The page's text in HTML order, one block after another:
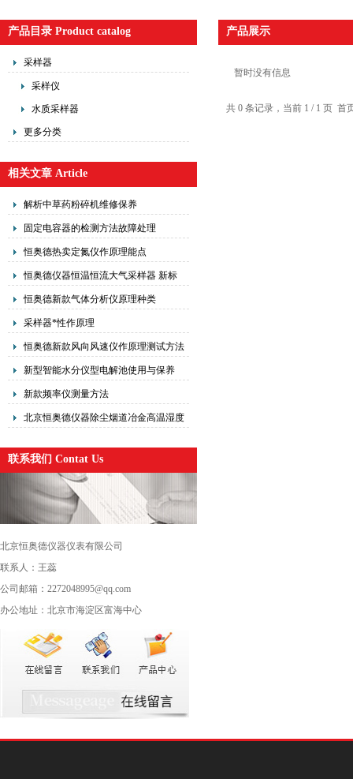
产品目录 Product catalog
采样器
采样仪
水质采样器
更多分类
相关文章 Article
解析中草药粉碎机维修保养
固定电容器的检测方法故障处理
恒奥德热卖定氮仪作原理能点
恒奥德仪器恒温恒流大气采样器 新标
以及原理
恒奥德新款气体分析仪原理种类
采样器*性作原理
恒奥德新款风向风速仪作原理测试方法
新型智能水分仪型电解池使用与保养
新款频率仪测量方法
北京恒奥德仪器除尘烟道冶金高温湿度
联系我们 Contat Us
北京恒奥德仪器仪表有限公司
联系人：王蕊
公司邮箱：2272048995@qq.com
办公地址：北京市海淀区富海中心
产品展示
暂时没有信息
共 0 条记录，当前 1 / 1 页